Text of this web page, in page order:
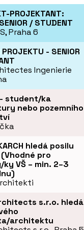
PROJEKTANT:
/ STUDENT
Praha 6
PROJEKTU - SENIOR
Ingenierie
- student/ka
nebo pozemního
hledá posilu
pro
VŠ – min. 2–3
s.r.o. hledá
architektu